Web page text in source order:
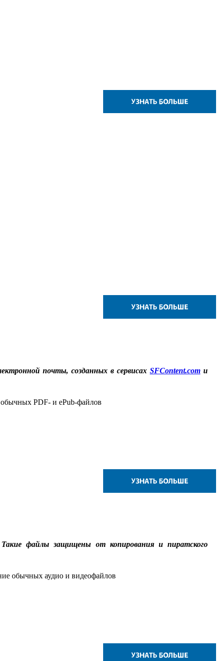
почты, созданных в сервисах SFContent.com и
PDF- и ePub-файлов
файлы защищены от копирования и пиратского
обычных аудио и видеофайлов